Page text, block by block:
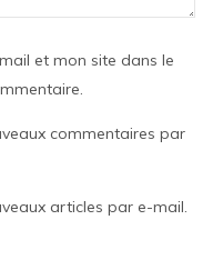
et mon site dans le
commentaires par
articles par e-mail.